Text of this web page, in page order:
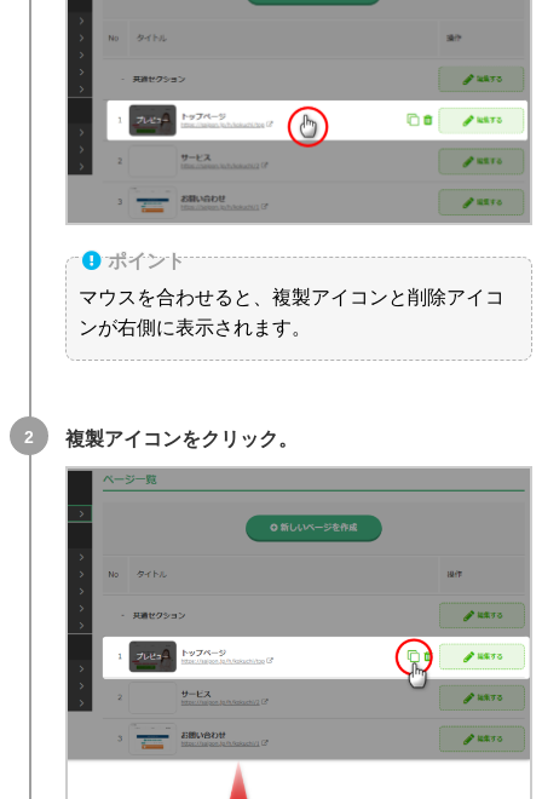
マウスを合わせると、複製アイコンと削除アイコ
ンが右側に表示されます。
複製アイコンをクリック。